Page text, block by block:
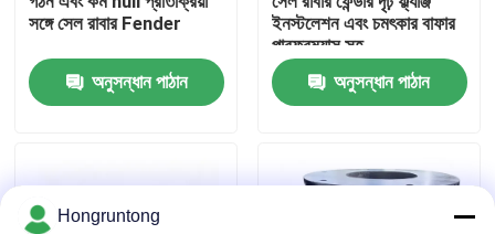
কারখানা ভ্রমণ
উদ্ধৃতির জন্য আবেদন
সঙ্গে সেল রাবার Fender
অনুসন্ধান পাঠান
ইনস্টলেশন এবং চমৎকার বাফার
পারফরম্যান্স সহ
অনুসন্ধান পাঠান
Hongruntong